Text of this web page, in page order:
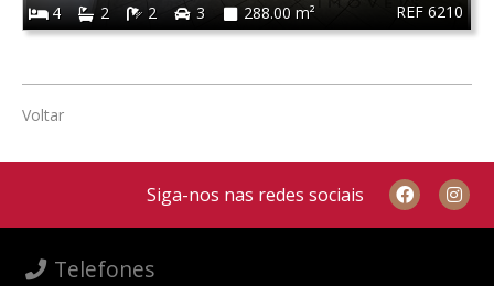
REF 6210
4
2 2 3 288.00 m²
Voltar
Siga-nos nas redes sociais
Telefones